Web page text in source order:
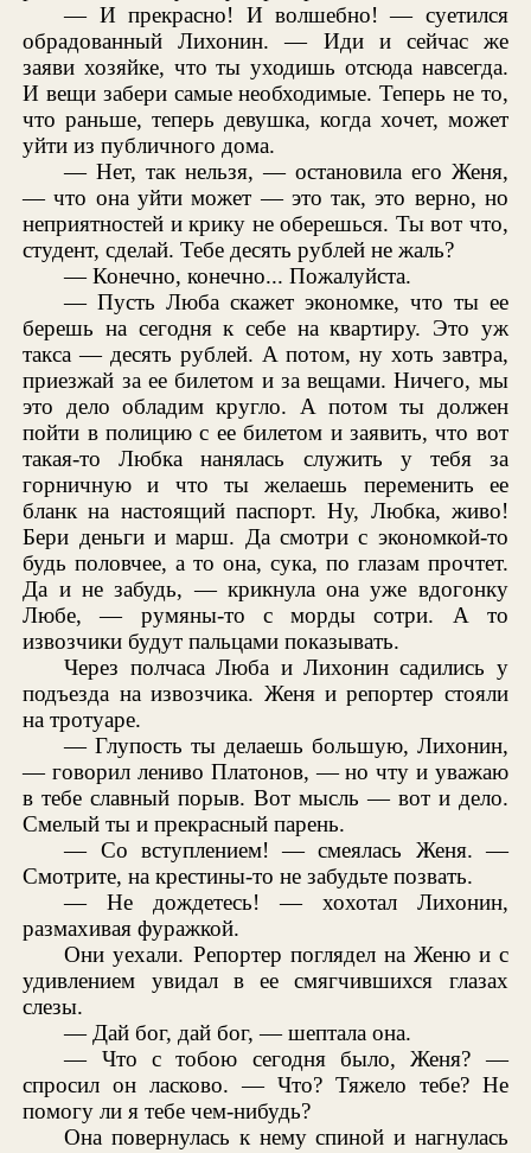
— И прекрасно! И волшебно! — суетился
обрадованный Лихонин. — Иди и сейчас же
заяви хозяйке, что ты уходишь отсюда навсегда.
И вещи забери самые необходимые. Теперь не то,
что раньше, теперь девушка, когда хочет, может
уйти из публичного дома.
— Нет, так нельзя, — остановила его Женя,
— что она уйти может — это так, это верно, но
неприятностей и крику не оберешься. Ты вот что,
студент, сделай. Тебе десять рублей не жаль?
— Конечно, конечно... Пожалуйста.
— Пусть Люба скажет экономке, что ты ее
берешь на сегодня к себе на квартиру. Это уж
такса — десять рублей. А потом, ну хоть завтра,
приезжай за ее билетом и за вещами. Ничего, мы
это дело обладим кругло. А потом ты должен
пойти в полицию с ее билетом и заявить, что вот
такая-то Любка нанялась служить у тебя за
горничную и что ты желаешь переменить ее
бланк на настоящий паспорт. Ну, Любка, живо!
Бери деньги и марш. Да смотри с экономкой-то
будь половчее, а то она, сука, по глазам прочтет.
Да и не забудь, — крикнула она уже вдогонку
Любе, — румяны-то с морды сотри. А то
извозчики будут пальцами показывать.
Через полчаса Люба и Лихонин садились у
подъезда на извозчика. Женя и репортер стояли
на тротуаре.
— Глупость ты делаешь большую, Лихонин,
— говорил лениво Платонов, — но чту и уважаю
в тебе славный порыв. Вот мысль — вот и дело.
Смелый ты и прекрасный парень.
— Со вступлением! — смеялась Женя. —
Смотрите, на крестины-то не забудьте позвать.
— Не дождетесь! — хохотал Лихонин,
размахивая фуражкой.
Они уехали. Репортер поглядел на Женю и с
удивлением увидал в ее смягчившихся глазах
слезы.
— Дай бог, дай бог, — шептала она.
— Что с тобою сегодня было, Женя? —
спросил он ласково. — Что? Тяжело тебе? Не
помогу ли я тебе чем-нибудь?
Она повернулась к нему спиной и нагнулась